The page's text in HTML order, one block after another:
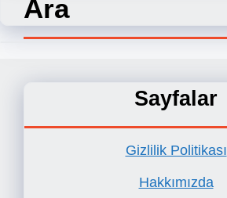
Ara
Sayfalar
Gizlilik Politikası
Hakkımızda